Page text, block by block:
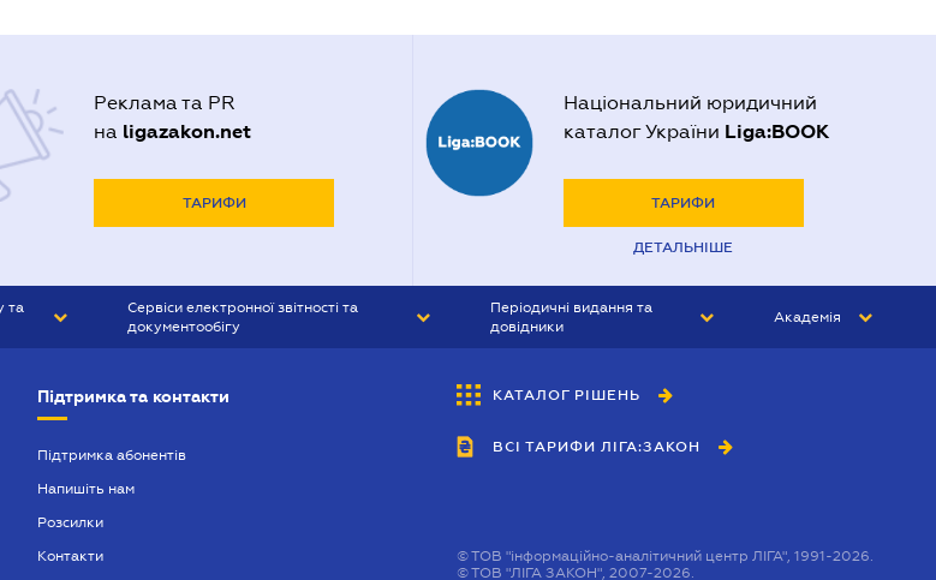
Реклама та PR
на ligazakon.net
ТАРИФИ
Національний юридичний
каталог України Liga:BOOK
ТАРИФИ
ДЕТАЛЬНІШЕ
та
Сервіси електронної звітності та
документообігу
Періодичні видання та
довідники
БУХГАЛТЕР&ЗАКОН
ВІСНИК МСФЗ
Академія
Підтримка та контакти
Підтримка абонентів
Напишіть нам
Розсилки
Контакти
КАТАЛОГ РІШЕНЬ
ВСІ ТАРИФИ ЛІГА:ЗАКОН
©ТОВ "інформаційно-аналітичний центр ЛІГА", 1991-2026.
©ТОВ "ЛІГА ЗАКОН", 2007-2026.